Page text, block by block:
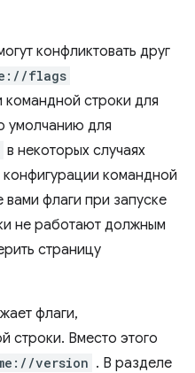
конфликтовать друг
flags
строки для
умолчанию для
в некоторых случаях
командной
вами флаги при запуске
не работают должным
страницу
флаги,
строки. Вместо этого
version . В разделе